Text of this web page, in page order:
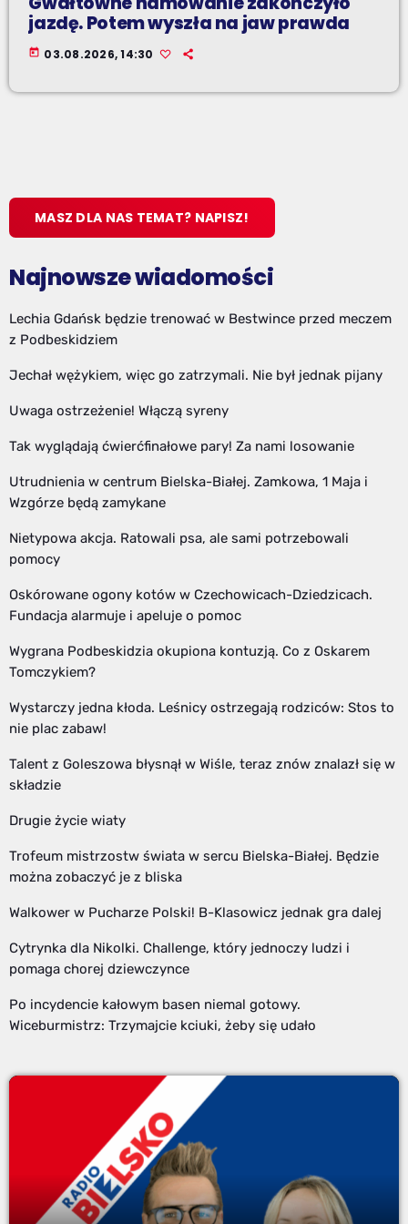
jazdę. Potem wyszła na jaw prawda
today 03.08.2026, 14:30
MASZ DLA NAS TEMAT? NAPISZ!
Najnowsze wiadomości
Lechia Gdańsk będzie trenować w Bestwince przed meczem
z Podbeskidziem
Jechał wężykiem, więc go zatrzymali. Nie był jednak pijany
Uwaga ostrzeżenie! Włączą syreny
Tak wyglądają ćwierćfinałowe pary! Za nami losowanie
Utrudnienia w centrum Bielska-Białej. Zamkowa, 1 Maja i
Wzgórze będą zamykane
Nietypowa akcja. Ratowali psa, ale sami potrzebowali
pomocy
Oskórowane ogony kotów w Czechowicach-Dziedzicach.
Fundacja alarmuje i apeluje o pomoc
Wygrana Podbeskidzia okupiona kontuzją. Co z Oskarem
Tomczykiem?
Wystarczy jedna kłoda. Leśnicy ostrzegają rodziców: Stos to
nie plac zabaw!
Talent z Goleszowa błysnął w Wiśle, teraz znów znalazł się w
składzie
Drugie życie wiaty
Trofeum mistrzostw świata w sercu Bielska-Białej. Będzie
można zobaczyć je z bliska
Walkower w Pucharze Polski! B-Klasowicz jednak gra dalej
Cytrynka dla Nikolki. Challenge, który jednoczy ludzi i
pomaga chorej dziewczynce
Po incydencie kałowym basen niemal gotowy.
Wiceburmistrz: Trzymajcie kciuki, żeby się udało